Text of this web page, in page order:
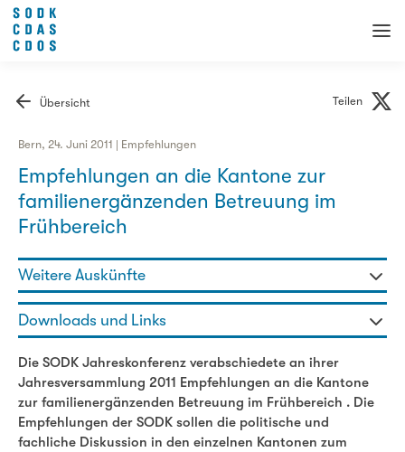
Übersicht Teilen
Bern, 24. Juni 2011 | Empfehlungen
Empfehlungen an die Kantone zur
familienergänzenden Betreuung im
Frühbereich
Weitere Auskünfte
Martin Allemann - Fachbereichsleiter
031 320 29 97
Downloads und Links
Empfehlungen an die Kantone zur familienergänzenden
Betreuung im Frühbereich
Die SODK Jahreskonferenz verabschiedete an ihrer
Jahresversammlung 2011 Empfehlungen an die Kantone
zur familienergänzenden Betreuung im Frühbereich . Die
Empfehlungen der SODK sollen die politische und
fachliche Diskussion in den einzelnen Kantonen zum